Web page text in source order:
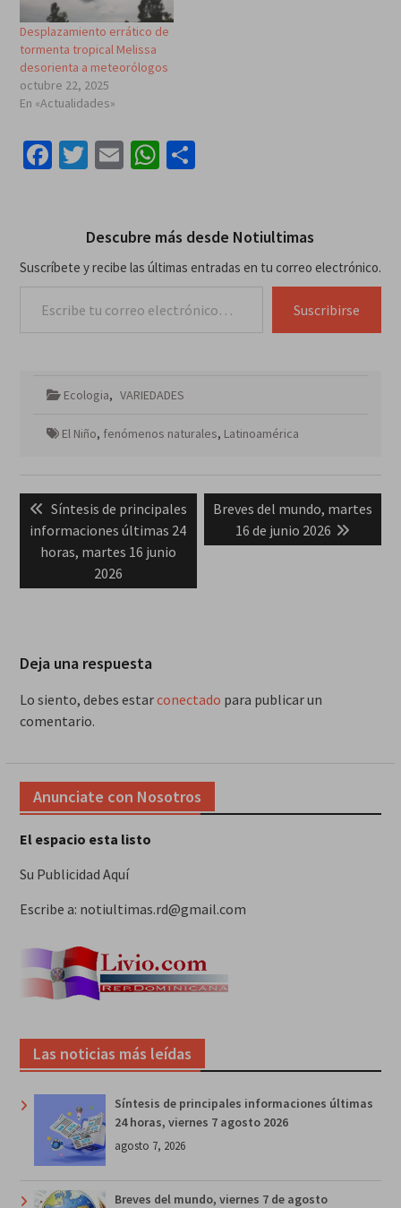
Desplazamiento errático de
tormenta tropical Melissa
desorienta a meteorólogos
octubre 22, 2025
En «Actualidades»
Facebook
Twitter
EmailWhatsApp
Compartir
Descubre más desde Notiultimas
Suscríbete y recibe las últimas entradas en tu correo electrónico.
Suscribirse
Ecologia, VARIEDADES
El Niño, fenómenos naturales, Latinoamérica
de
entradas
Previous
post:
Síntesis de principales
informaciones últimas 24
horas, martes 16 junio
2026
Next
post:
Breves del mundo, martes
16 de junio 2026
Deja una respuesta
Lo siento, debes estarconectado para publicar un
comentario.
Anunciate con Nosotros
El espacio esta listo
Su Publicidad Aquí
Escribe a: notiultimas.rd@gmail.com
Las noticias más leídas
Síntesis de principales informaciones últimas
24 horas, viernes 7 agosto 2026
agosto 7, 2026
Breves del mundo, viernes 7 de agosto